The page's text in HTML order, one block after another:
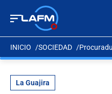
INICIO SOCIEDAD
La Guajira